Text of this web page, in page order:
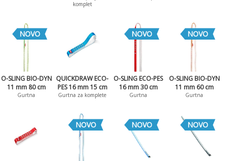
komplet
NOVO
O-SLING BIO-DYN
11 mm 80 cm
Gurtna
QUICKDRAW ECO-
PES 16 mm 15 cm
Gurtna za komplete
NOVO
O-SLING ECO-PES
16 mm 30 cm
Gurtna
NOVO
O-SLING BIO-DYN
11 mm 60 cm
Gurtna
NOVO NOVO NOVO